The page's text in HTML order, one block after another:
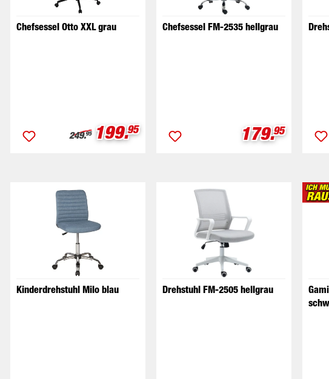
Chefsessel Otto XXL grau
Regulärer Preis:
249.95 Verkaufspreis:
199.95
Chefsessel FM-2535 hellgrau
179.95
Kinderdrehstuhl Milo blau Drehstuhl FM-2505 hellgrau